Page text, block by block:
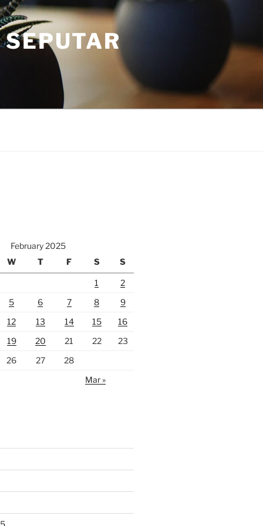
February 2025
W T F S S
1
2
5 6 7 8
9
12 13 14 15
16
19 20 21 22
23
26 27
28
Mar »